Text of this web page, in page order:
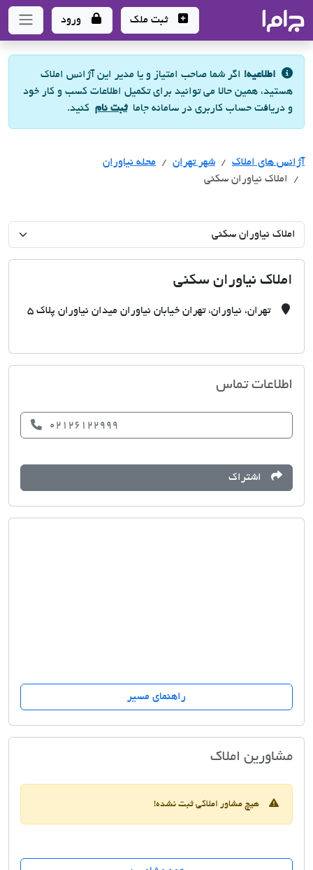
- سامانه جامع املاک و مشاورین املاک
ثبت ملک ورود
اطلاعیه! اگر شما صاحب امتیاز و یا مدیر این آژانس املاک
هستید، همین حالا می توانید برای تکمیل اطلاعات کسب و کار خود
و دریافت حساب کاربری در سامانه جاماثبت نام کنید.
آژانس های املاک آژانس های املاک
شهر تهران آژانس های املاک
محله نیاوران
املاک نیاوران سکنی
املاک نیاوران سکنی
تهران، نیاوران، تهران خیابان نیاوران میدان نیاوران پلاک 5
اطلاعات تماس
02126122999
اشتراک
راهنمای مسیر
مشاورین املاکاملاک نیاوران سکنی
هیچ مشاور املاکی ثبت نشده!